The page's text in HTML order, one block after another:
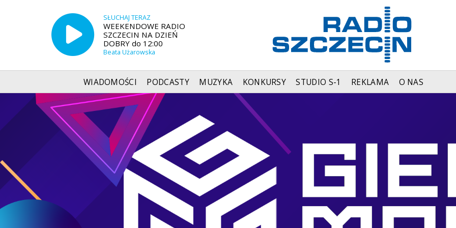
SŁUCHAJ TERAZ
WEEKENDOWE RADIO
SZCZECIN NA DZIEŃ
DOBRY do 12:00
Beata Użarowska
WIADOMOŚCI PODCASTY MUZYKA KONKURSY STUDIO S-1 REKLAMA O NAS